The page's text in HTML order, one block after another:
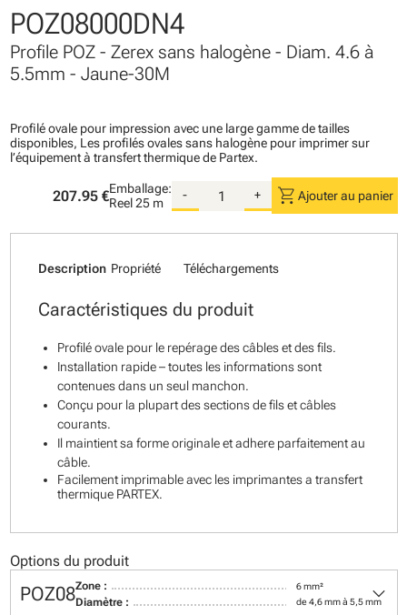
POZ08000DN4
Profile POZ - Zerex sans halogène - Diam. 4.6 à
5.5mm - Jaune-30M
Profilé ovale pour impression avec une large gamme de tailles
disponibles, Les profilés ovales sans halogène pour imprimer sur
l’équipement à transfert thermique de Partex.
207.95 €Emballage:
Reel25 m
- + shopping_cart Ajouter au panier
Description Propriété Téléchargements
Caractéristiques du produit
Profilé ovale pour le repérage des câbles et des fils.
Installation rapide – toutes les informations sont
contenues dans un seul manchon.
Conçu pour la plupart des sections de fils et câbles
courants.
Il maintient sa forme originale et adhere parfaitement au
câble.
Facilement imprimable avec les imprimantes a transfert
thermique PARTEX.
Options du produit
POZ08Zone : 6 mm²
Diamètre : de 4,6 mm à 5,5 mm
keyboard_arrow_down